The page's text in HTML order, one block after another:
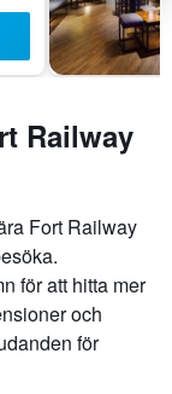
Railway
Fort Railway
för att hitta mer
och
för